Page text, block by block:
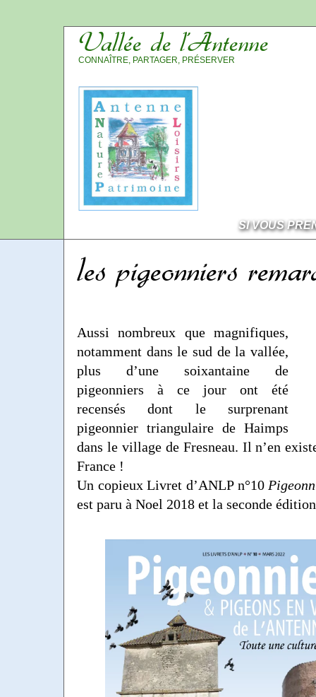
Vallée de l’Antenne
CONNAÎTRE, PARTAGER, PRÉSERVER
SI VOUS
les pigeonniers
Aussi nombreux que magnifiques,
notamment dans le sud de la vallée,
plus d’une soixantaine de
pigeonniers à ce jour ont été
recensés dont le surprenant
pigeonnier triangulaire de Haimps
dans le village de Fresneau. Il n’en
France !
Un copieux Livret d’ANLP n°10
est paru à Noel 2018 et la seconde